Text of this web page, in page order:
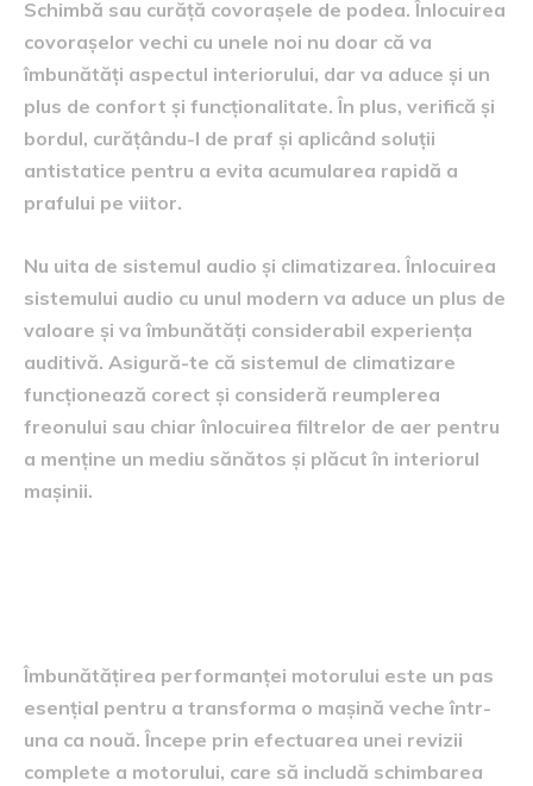
Schimbă sau curăță covorașele de podea. Înlocuirea
covorașelor vechi cu unele noi nu doar că va
îmbunătăți aspectul interiorului, dar va aduce și un
plus de confort și funcționalitate. În plus, verifică și
bordul, curățându-l de praf și aplicând soluții
antistatice pentru a evita acumularea rapidă a
prafului pe viitor.
Nu uita de sistemul audio și climatizarea. Înlocuirea
sistemului audio cu unul modern va aduce un plus de
valoare și va îmbunătăți considerabil experiența
auditivă. Asigură-te că sistemul de climatizare
funcționează corect și consideră reumplerea
freonului sau chiar înlocuirea filtrelor de aer pentru
a menține un mediu sănătos și plăcut în interiorul
mașinii.
Îmbunătățirea performanței motorului este un pas
esențial pentru a transforma o mașină veche într-
una ca nouă. Începe prin efectuarea unei revizii
complete a motorului, care să includă schimbarea